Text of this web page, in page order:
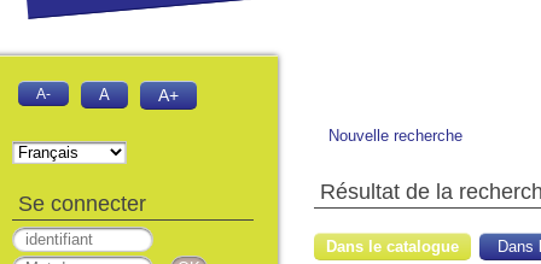
Nouvelle recherche
Résultat de la
Dans le catalogue
Dans
A- A A+
Se connecter